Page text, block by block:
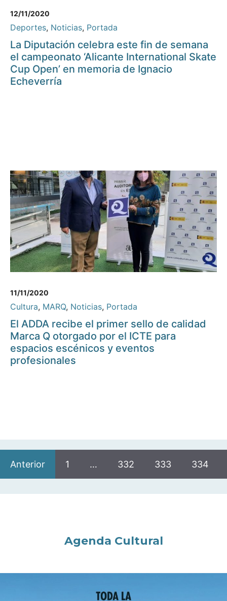
12/11/2020
Deportes, Noticias, Portada
La Diputación celebra este fin de semana
el campeonato ‘Alicante International Skate
Cup Open’ en memoria de Ignacio
Echeverría
11/11/2020
Cultura, MARQ, Noticias, Portada
El ADDA recibe el primer sello de calidad
Marca Q otorgado por el ICTE para
espacios escénicos y eventos
profesionales
Anterior 1 … 332 333 334
Agenda Cultural